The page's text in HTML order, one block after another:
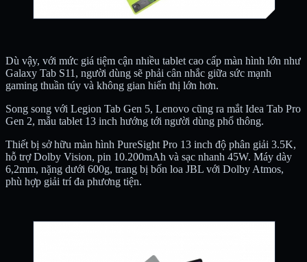
Dù vậy, với mức giá tiệm cận nhiều tablet cao cấp màn hình lớn như
Galaxy Tab S11, người dùng sẽ phải cân nhắc giữa sức mạnh
gaming thuần túy và không gian hiển thị lớn hơn.
Song song với Legion Tab Gen 5, Lenovo cũng ra mắt Idea Tab Pro
Gen 2, mẫu tablet 13 inch hướng tới người dùng phổ thông.
Thiết bị sở hữu màn hình PureSight Pro 13 inch độ phân giải 3.5K,
hỗ trợ Dolby Vision, pin 10.200mAh và sạc nhanh 45W. Máy dày
6,2mm, nặng dưới 600g, trang bị bốn loa JBL với Dolby Atmos,
phù hợp giải trí đa phương tiện.